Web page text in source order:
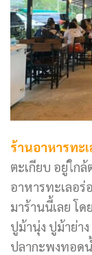
ร้านอาหารทะ
ตะเกียบ อยู่ใก
อาหารทะเลอ
มาร้านนี้เลย โ
ปูม้านุ่ง ปูม้าย่า
ปลากะพงทอด